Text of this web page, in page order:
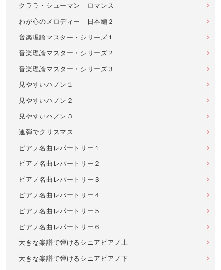
クララ・シューマン ロマンス
わが心のメロディー 日本編２
音楽理論マスター・シリーズ１
音楽理論マスター・シリーズ２
音楽理論マスター・シリーズ３
見やすいハノン１
見やすいハノン２
見やすいハノン３
連弾でクリスマス
ピアノ名曲レパートリー１
ピアノ名曲レパートリー２
ピアノ名曲レパートリー３
ピアノ名曲レパートリー４
ピアノ名曲レパートリー５
ピアノ名曲レパートリー６
大きな楽譜で弾けるシニアピアノ上
大きな楽譜で弾けるシニアピアノ下